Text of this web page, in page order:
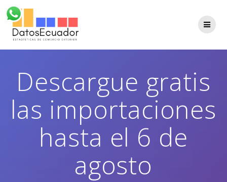
Descargue gratis
las importaciones
hasta el 6 de
agosto